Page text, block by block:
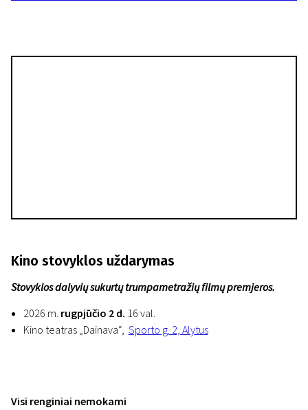
Kino stovyklos uždarymas
Stovyklos dalyvių sukurtų trumpametražių filmų premjeros.
2026 m. rugpjūčio 2 d. 16 val.
Kino teatras „Dainava“, Sporto g. 2, Alytus
Visi renginiai nemokami